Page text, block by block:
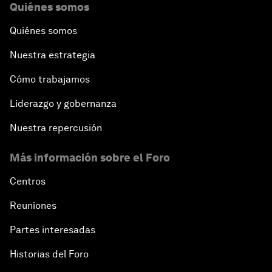
Quiénes somos
Quiénes somos
Nuestra estrategia
Cómo trabajamos
Liderazgo y gobernanza
Nuestra repercusión
Más información sobre el Foro
Centros
Reuniones
Partes interesadas
Historias del Foro